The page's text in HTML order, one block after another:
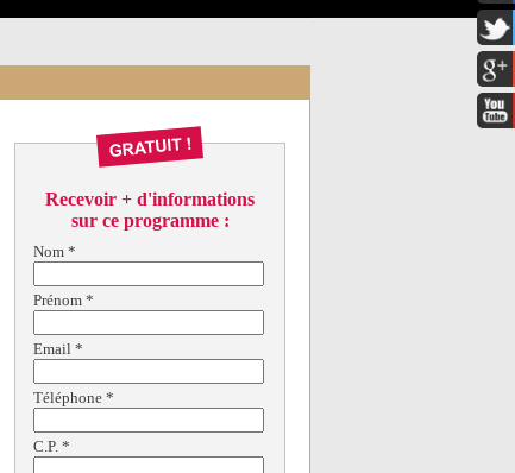
Recevoir + d'informations
sur ce programme :
Nom *
Prénom *
Email *
Téléphone *
C.P. *